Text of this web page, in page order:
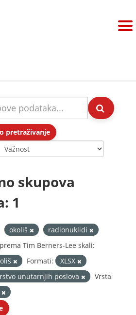
pretraživanje
skupova
1
okoliš
radionuklidi
Tim Berners-Lee skali:
Formati:
XLSX
unutarnjih poslova
Vrsta